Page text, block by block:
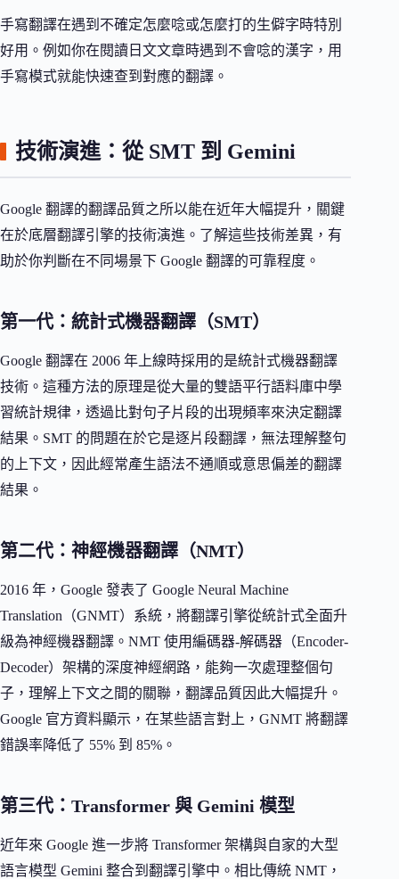
手寫翻譯在遇到不確定怎麼唸或怎麼打的生僻字時特別
好用。例如你在閱讀日文文章時遇到不會唸的漢字，用
手寫模式就能快速查到對應的翻譯。
技術演進：從 SMT 到 Gemini
Google 翻譯的翻譯品質之所以能在近年大幅提升，關鍵
在於底層翻譯引擎的技術演進。了解這些技術差異，有
助於你判斷在不同場景下 Google 翻譯的可靠程度。
第一代：統計式機器翻譯（SMT）
Google 翻譯在 2006 年上線時採用的是統計式機器翻譯
技術。這種方法的原理是從大量的雙語平行語料庫中學
習統計規律，透過比對句子片段的出現頻率來決定翻譯
結果。SMT 的問題在於它是逐片段翻譯，無法理解整句
的上下文，因此經常產生語法不通順或意思偏差的翻譯
結果。
第二代：神經機器翻譯（NMT）
2016 年，Google 發表了 Google Neural Machine
Translation（GNMT）系統，將翻譯引擎從統計式全面升
級為神經機器翻譯。NMT 使用編碼器-解碼器（Encoder-
Decoder）架構的深度神經網路，能夠一次處理整個句
子，理解上下文之間的關聯，翻譯品質因此大幅提升。
Google 官方資料顯示，在某些語言對上，GNMT 將翻譯
錯誤率降低了 55% 到 85%。
第三代：Transformer 與 Gemini 模型
近年來 Google 進一步將 Transformer 架構與自家的大型
語言模型 Gemini 整合到翻譯引擎中。相比傳統 NMT，